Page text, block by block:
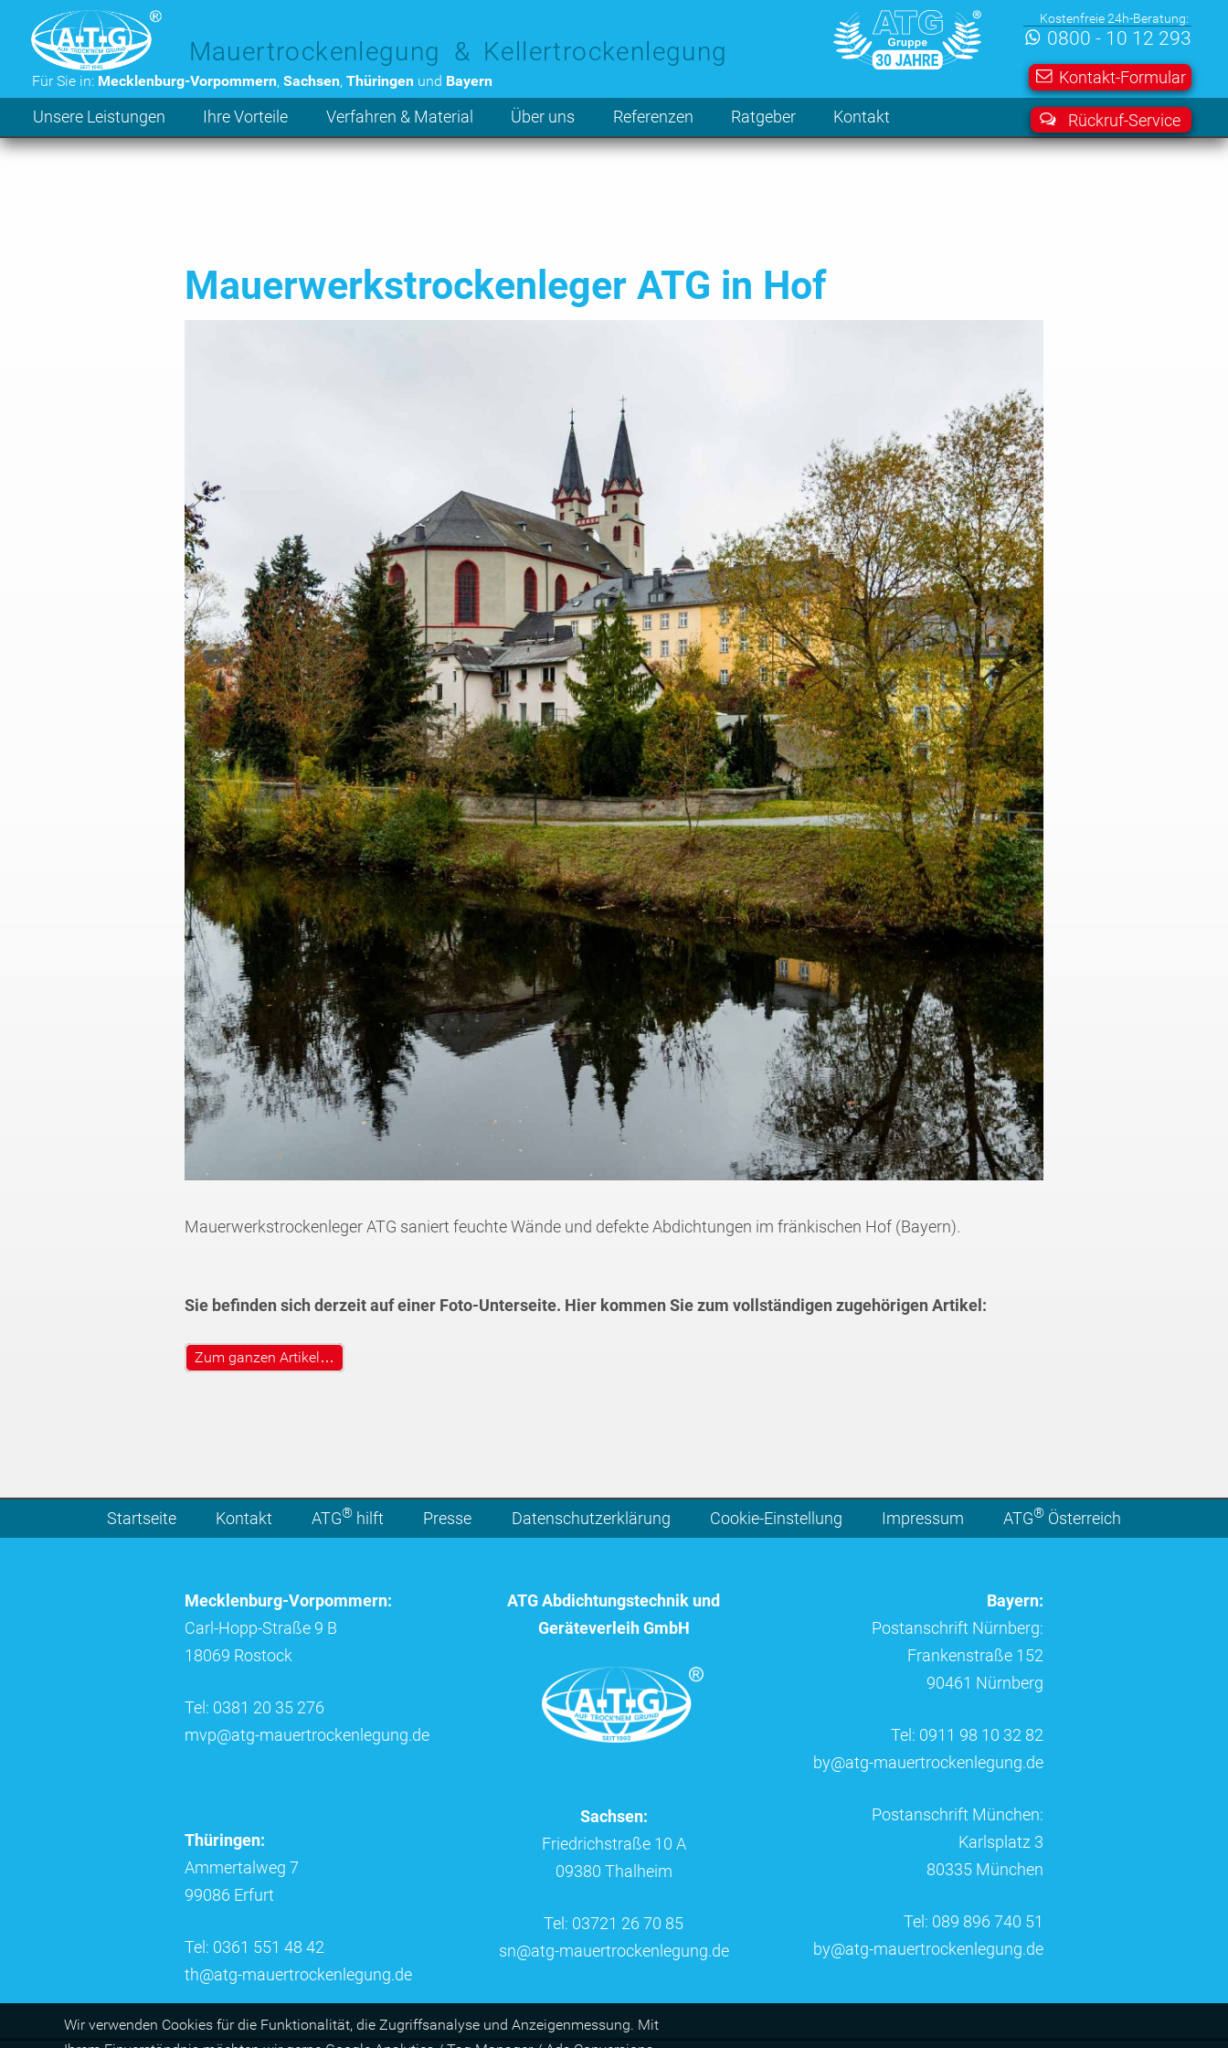
Zum Hauptinhalt der Seite
Mauertrockenlegung & Kellertrockenlegung
Für Sie in: Mecklenburg-Vorpommern, Sachsen, Thüringenund Bayern
Kostenfreie 24h-Beratung:
0800 - 10 12 293
Kontakt-Formular
Unsere Leistungen Ihre Vorteile Verfahren & Material Über uns Referenzen Ratgeber Kontakt Rückruf-Service
Mauerwerkstrockenleger ATG in Hof
Mauerwerkstrockenleger ATG saniert feuchte Wände und defekte Abdichtungen im fränkischen Hof (Bayern).
Sie befinden sich derzeit auf einer Foto-Unterseite. Hier kommen Sie zum vollständigen zugehörigen Artikel:
Zum ganzen Artikel…
Startseite Kontakt ATG® hilft Presse Datenschutzerklärung Cookie-Einstellung Impressum ATG® Österreich
Mecklenburg-Vorpommern:
Carl-Hopp-Straße 9 B
18069 Rostock
Tel: 0381 20 35 276
mvp@atg-mauertrockenlegung.de
Thüringen:
Ammertalweg 7
99086 Erfurt
Tel: 0361 551 48 42
th@atg-mauertrockenlegung.de
ATG Abdichtungstechnik und
Geräteverleih GmbH
Sachsen:
Friedrichstraße 10 A
09380 Thalheim
Tel: 03721 26 70 85
sn@atg-mauertrockenlegung.de
Bayern:
Postanschrift Nürnberg:
Frankenstraße 152
90461 Nürnberg
Tel: 0911 98 10 32 82
by@atg-mauertrockenlegung.de
Postanschrift München:
Karlsplatz 3
80335 München
Tel: 089 896 740 51
by@atg-mauertrockenlegung.de
Wir ver­wen­den Cookies für die Funktio­na­lität, die Zugriffs­ana­lyse und Anzei­gen­mes­sung. Mit